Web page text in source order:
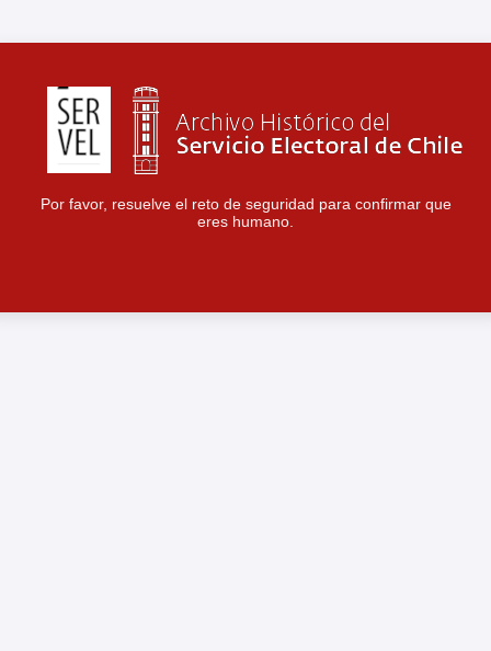
Por favor, resuelve el reto de seguridad para confirmar que
eres humano.